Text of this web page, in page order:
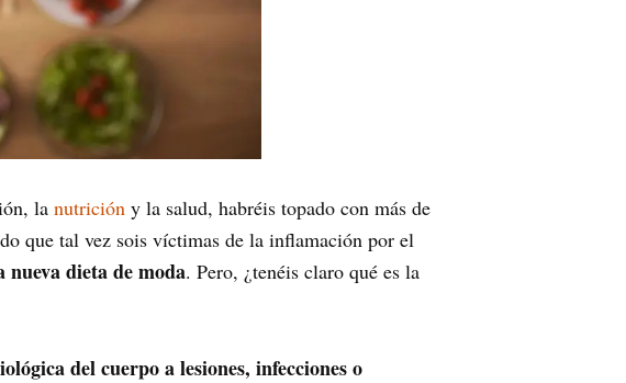
la nutrición y la salud, habréis topado con más de
que tal vez sois víctimas de la inflamación por el
nueva dieta de moda. Pero, ¿tenéis claro qué es la
del cuerpo a lesiones, infecciones o